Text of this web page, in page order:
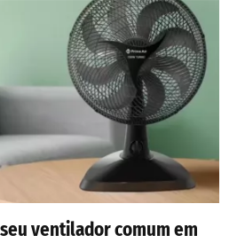
ventilador comum em